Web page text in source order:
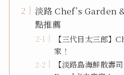
淡路 Chef’s Garden
點推薦
【三代目太三郎】
家！
【淡路島海鮮散